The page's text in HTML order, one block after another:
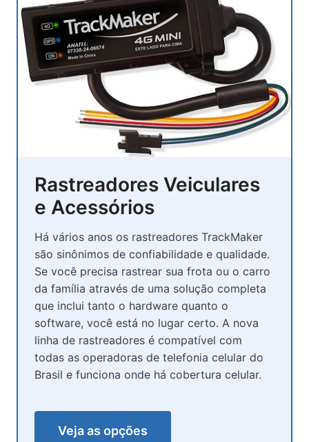
Rastreadores Veiculares
e Acessórios
Há vários anos os rastreadores TrackMaker
são sinônimos de confiabilidade e qualidade.
Se você precisa rastrear sua frota ou o carro
da família através de uma solução completa
que inclui tanto o hardware quanto o
software, você está no lugar certo. A nova
linha de rastreadores é compatível com
todas as operadoras de telefonia celular do
Brasil e funciona onde há cobertura celular.
Veja as opções